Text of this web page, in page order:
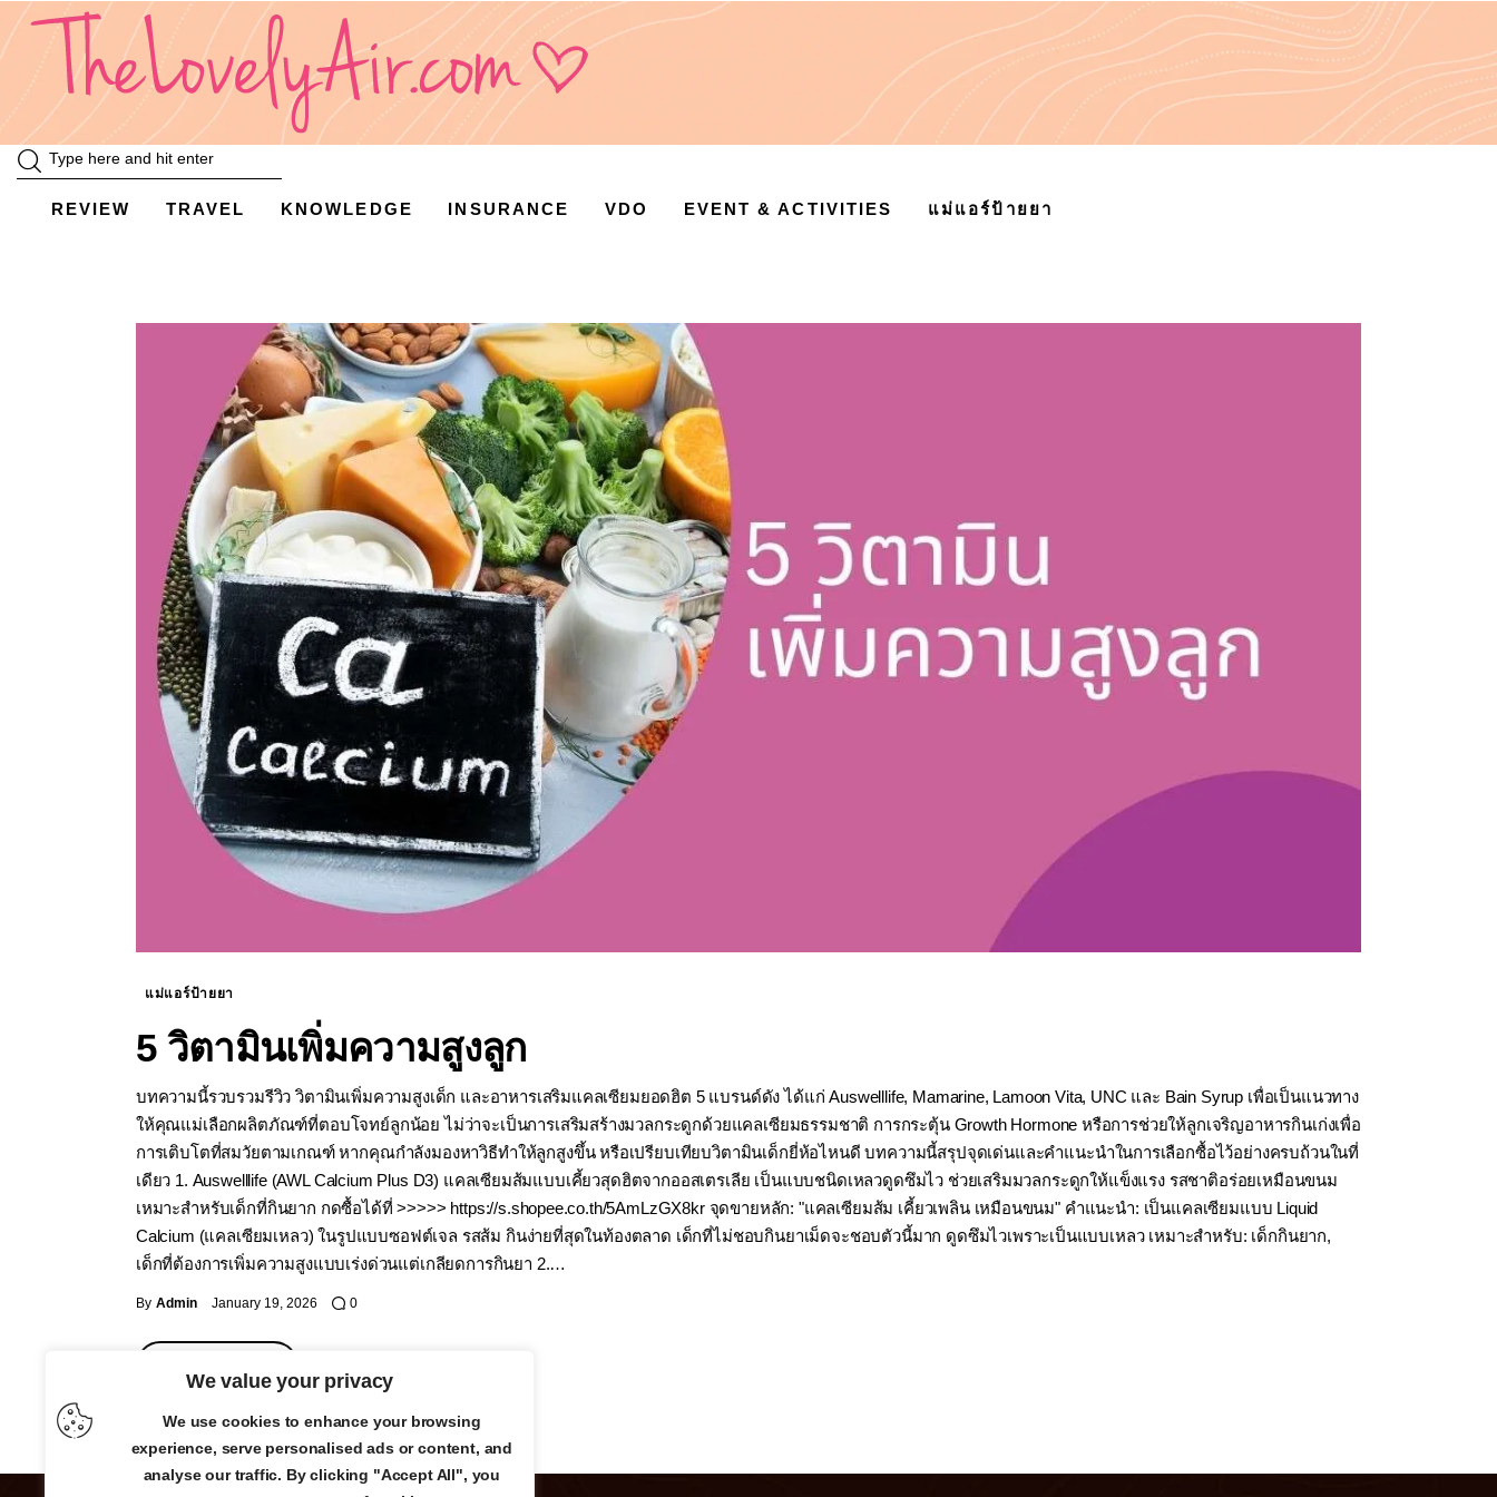
We value your privacy
We use cookies to enhance your browsing
experience, serve personalised ads or content, and
analyse our traffic. By clicking "Accept All", you
REVIEW TRAVEL KNOWLEDGE INSURANCE VDO EVENT & ACTIVITIES แม่แอร์ป้ายยา
Review
Travel
Knowledge
แม่แอร์ป้ายยา
5 วิตามินเพิ่มความสูงลูก
บทความนี้รวบรวมรีวิว วิตามินเพิ่มความสูงเด็ก และอาหารเสริมแคลเซียมยอดฮิต 5 แบรนด์ดัง ได้แก่ Auswelllife, Mamarine, Lamoon Vita, UNC และ Bain Syrup เพื่อเป็นแนวทาง
ให้คุณแม่เลือกผลิตภัณฑ์ที่ตอบโจทย์ลูกน้อย ไม่ว่าจะเป็นการเสริมสร้างมวลกระดูกด้วยแคลเซียมธรรมชาติ การกระตุ้น Growth Hormone หรือการช่วยให้ลูกเจริญอาหารกินเก่งเพื่อ
การเติบโตที่สมวัยตามเกณฑ์ หากคุณกำลังมองหาวิธีทำให้ลูกสูงขึ้น หรือเปรียบเทียบวิตามินเด็กยี่ห้อไหนดี บทความนี้สรุปจุดเด่นและคำแนะนำในการเลือกซื้อไว้อย่างครบถ้วนในที่
เดียว 1. Auswelllife (AWL Calcium Plus D3) แคลเซียมส้มแบบเคี้ยวสุดฮิตจากออสเตรเลีย เป็นแบบชนิดเหลวดูดซึมไว ช่วยเสริมมวลกระดูกให้แข็งแรง รสชาติอร่อยเหมือนขนม
เหมาะสำหรับเด็กที่กินยาก กดซื้อได้ที่ >>>>> https://s.shopee.co.th/5AmLzGX8kr จุดขายหลัก: "แคลเซียมส้ม เคี้ยวเพลิน เหมือนขนม" คำแนะนำ: เป็นแคลเซียมแบบ Liquid
Calcium (แคลเซียมเหลว) ในรูปแบบซอฟต์เจล รสส้ม กินง่ายที่สุดในท้องตลาด เด็กที่ไม่ชอบกินยาเม็ดจะชอบตัวนี้มาก ดูดซึมไวเพราะเป็นแบบเหลว เหมาะสำหรับ: เด็กกินยาก,
เด็กที่ต้องการเพิ่มความสูงแบบเร่งด่วนแต่เกลียดการกินยา 2.…
By Admin January 19, 2026 0